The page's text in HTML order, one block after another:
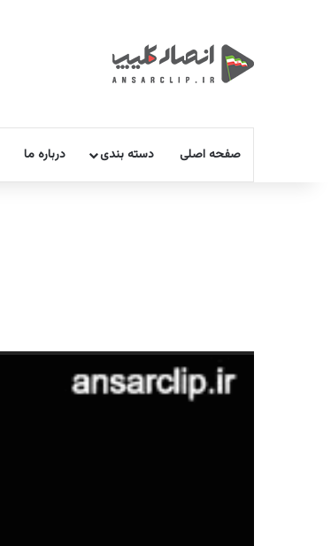
صفحه اصلی دسته بندی درباره ما
نمایشگر